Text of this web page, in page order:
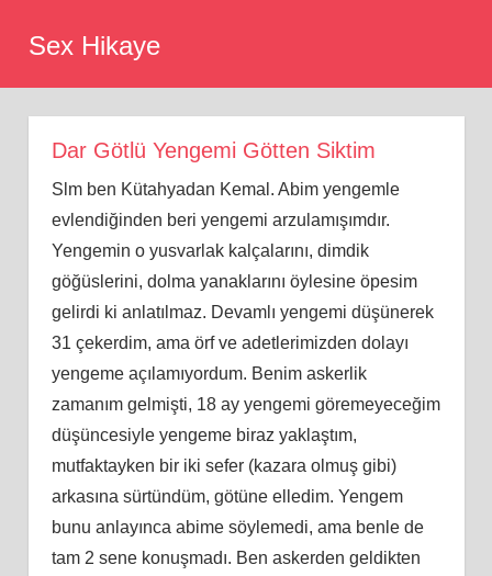
Sex Hikaye
Dar Götlü Yengemi Götten Siktim
Slm ben Kütahyadan Kemal. Abim yengemle
evlendiğinden beri yengemi arzulamışımdır.
Yengemin o yusvarlak kalçalarını, dimdik
göğüslerini, dolma yanaklarını öylesine öpesim
gelirdi ki anlatılmaz. Devamlı yengemi düşünerek
31 çekerdim, ama örf ve adetlerimizden dolayı
yengeme açılamıyordum. Benim askerlik
zamanım gelmişti, 18 ay yengemi göremeyeceğim
düşüncesiyle yengeme biraz yaklaştım,
mutfaktayken bir iki sefer (kazara olmuş gibi)
arkasına sürtündüm, götüne elledim. Yengem
bunu anlayınca abime söylemedi, ama benle de
tam 2 sene konuşmadı. Ben askerden geldikten